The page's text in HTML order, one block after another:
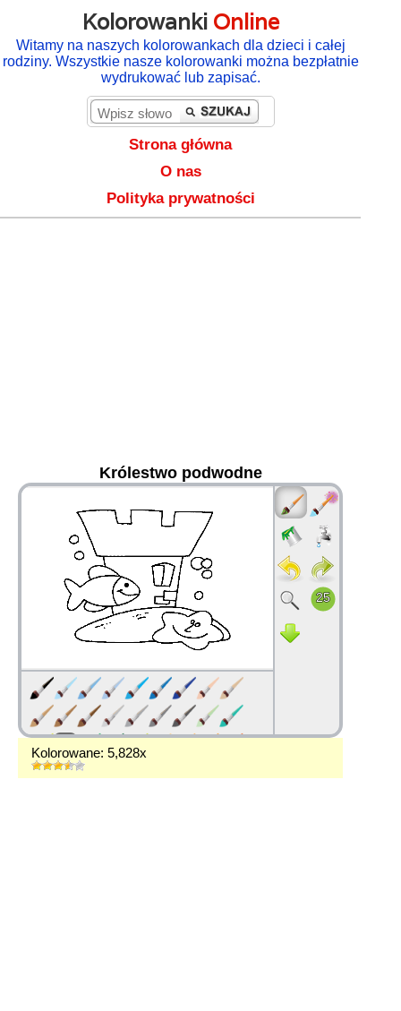
Kolorowanki Online
Witamy na naszych kolorowankach dla dzieci i całej
rodziny. Wszystkie nasze kolorowanki można bezpłatnie
wydrukować lub zapisać.
Strona główna
O nas
Polityka prywatności
Królestwo podwodne
Kolorowane: 5,828x